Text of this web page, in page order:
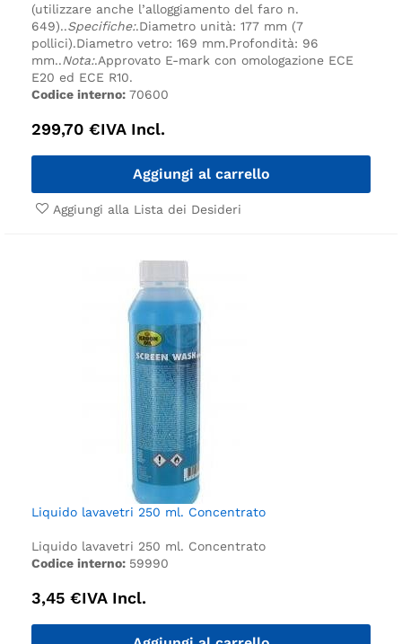
(utilizzare anche l’alloggiamento del faro n.
649)..Specifiche:.Diametro unità: 177 mm (7
pollici).Diametro vetro: 169 mm.Profondità: 96
mm..Nota:.Approvato E-mark con omologazione ECE
E20 ed ECE R10.
Codice interno: 70600
299,70 €IVA Incl.
Aggiungi al carrello
Aggiungi alla Lista dei Desideri
Liquido lavavetri 250 ml. Concentrato
Liquido lavavetri 250 ml. Concentrato
Codice interno: 59990
3,45 €IVA Incl.